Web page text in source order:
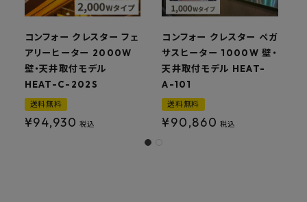
コンフォー クレスター フェ
アリーヒーター 2000W
壁・天井取付モデル
HEAT-C-202S
送料無料
¥94,930 税込
コンフォー クレスター ペガ
サスヒーター 1000W 壁・
天井取付モデル HEAT-
A-101
送料無料
¥90,860 税込